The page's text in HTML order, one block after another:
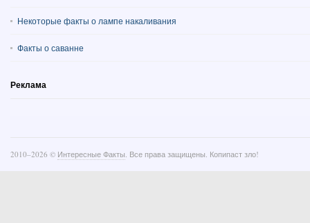
Некоторые факты о лампе накаливания
Факты о саванне
Реклама
2010–2026 © Интересные Факты. Все права защищены. Копипаст зло!